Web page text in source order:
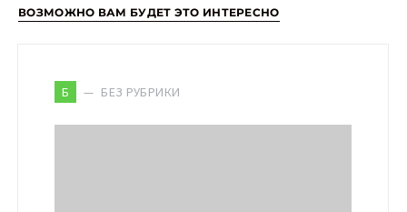
ВОЗМОЖНО ВАМ БУДЕТ ЭТО ИНТЕРЕСНО
Б БЕЗ РУБРИКИ